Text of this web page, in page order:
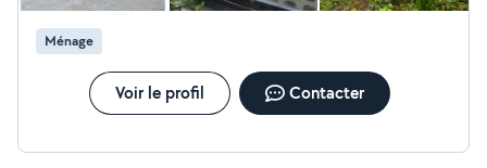
Ménage
Voir le profil Contacter